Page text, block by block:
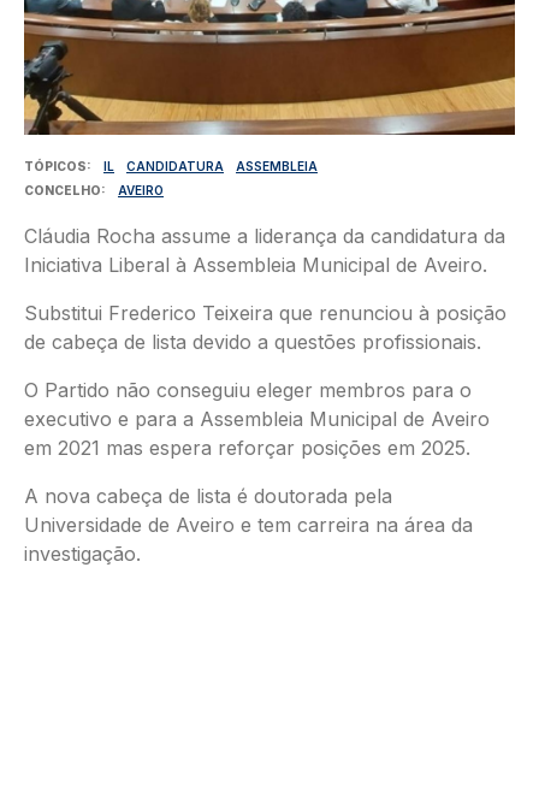
TÓPICOS IL CANDIDATURA
ASSEMBLEIA
CONCELHO
AVEIRO
Cláudia Rocha assume a liderança da candidatura da
Iniciativa Liberal à Assembleia Municipal de Aveiro.
Substitui Frederico Teixeira que renunciou à posição
de cabeça de lista devido a questões profissionais.
O Partido não conseguiu eleger membros para o
executivo e para a Assembleia Municipal de Aveiro
em 2021 mas espera reforçar posições em 2025.
A nova cabeça de lista é doutorada pela
Universidade de Aveiro e tem carreira na área da
investigação.